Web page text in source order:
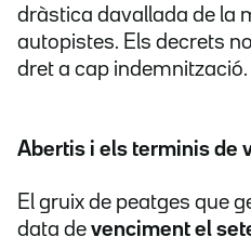
dràstica davallada de la
autopistes. Els decrets
dret a cap indemnització.
Abertis i els terminis de
El gruix de peatges que
data de venciment el